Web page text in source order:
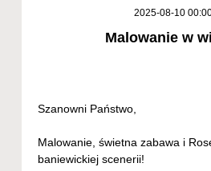
2025-08-10
Malowanie w
Szanowni Państwo,
Malowanie, świetna zabawa i
baniewickiej scenerii!